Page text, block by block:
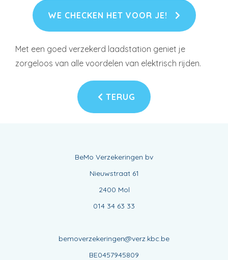
WE CHECKEN HET VOOR JE!
Met een goed verzekerd laadstation geniet je
zorgeloos van alle voordelen van elektrisch rijden.
TERUG
BeMo Verzekeringen bv
Nieuwstraat 61
2400 Mol
014 34 63 33
bemoverzekeringen@verz.kbc.be
BE0457945809